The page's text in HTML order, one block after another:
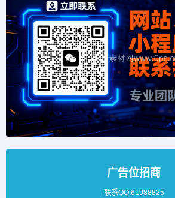
广告位招商
联系QQ:61988825